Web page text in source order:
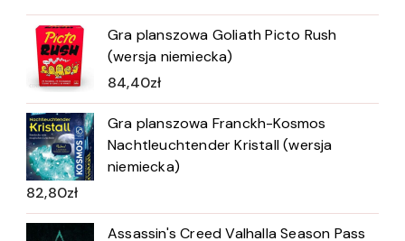
Gra planszowa Goliath Picto Rush
(wersja niemiecka)
84,40zł
Gra planszowa Franckh-Kosmos
Nachtleuchtender Kristall (wersja
niemiecka)
82,80zł
Assassin's Creed Valhalla Season Pass